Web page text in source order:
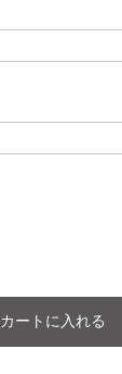
カートに入れる